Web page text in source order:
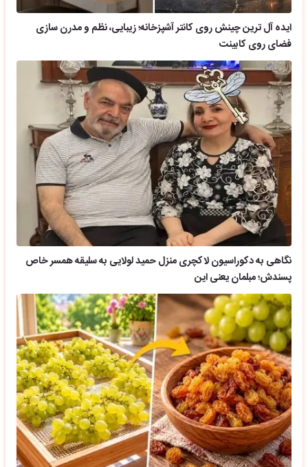
ایده آل ترین چینش روی کانتر آشپزخانه؛ زیبایی، نظم و مدرن سازی
فضای روی کابینت
نگاهی به دکوراسیون لاکچری منزل حمید لولایی به سلیقه همسر خاص
پسندش؛ مبلمان یعنی این